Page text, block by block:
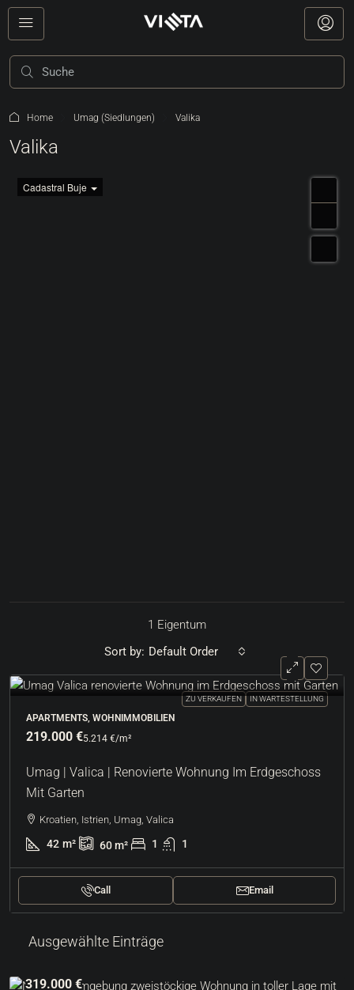
Home Umag (Siedlungen) Valika
Valika
Cadastral Buje
1 Eigentum
Sort by: Default Order
ZU VERKAUFEN IN WARTESTELLUNG
APARTMENTS, WOHNIMMOBILIEN
219.000 €5.214 €/m²
Umag | Valica | Renovierte Wohnung Im Erdgeschoss
Mit Garten
Kroatien, Istrien, Umag, Valica
42 m² 60m² 1 1
Call Email
Ausgewählte Einträge
319.000 €